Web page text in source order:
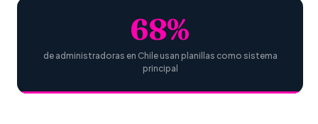
68%
de administradoras en Chile usan planillas como sistema
principal